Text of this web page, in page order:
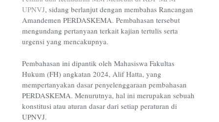
UPNVJ, sidang berlanjut dengan membahas Rancangan
Amandemen PERDASKEMA. Pembahasan tersebut
mengundang pertanyaan terkait kajian tertulis serta
urgensi yang mencakupnya.
Pembahasan ini dipantik oleh Mahasiswa Fakultas
Hukum (FH) angkatan 2024, Alif Hatta, yang
mempertanyakan dasar penyelenggaraan pembahasan
PERDASKEMA. Menurutnya, hal ini merupakan sebuah
konstitusi atau aturan dasar dari setiap peraturan di
UPNVJ.